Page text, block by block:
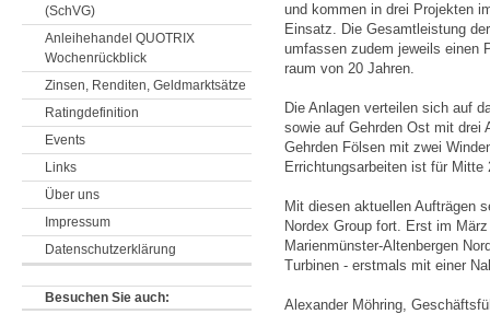
und kommen in drei Projekten
Einsatz. Die Gesamt­leistung
umfassen zudem jeweils einen
raum von 20 Jahren.
Die Anlagen verteilen sich auf
sowie auf Gehrden Ost mit drei
Gehrden Fölsen mit zwei
Errichtungsarbeiten ist für Mitte
Mit diesen aktuellen Aufträgen
Nordex Group fort. Erst im
Marienmünster-Altenbergen
Turbinen - erstmals mit einer
Alexander Möhring,
(SchVG)
Anleihehandel QUOTRIX
Wochenrückblick
Zinsen, Renditen, Geldmarktsätze
Ratingdefinition
Events
Links
Über uns
Impressum
Datenschutzerklärung
Besuchen Sie auch: